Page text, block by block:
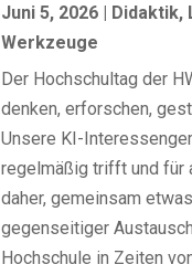
Juni 5, 2026 | Didaktik,
Werkzeuge
Der Hochschultag der
denken, erforschen,
Unsere KI-
regelmäßig trifft und
daher, gemeinsam
gegenseitiger
Hochschule in Zeiten